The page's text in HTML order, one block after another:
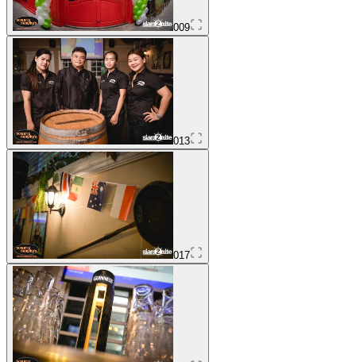
009
013
017